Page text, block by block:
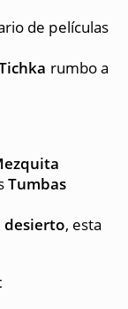
de películas
rumbo a
Tumbas
desierto, esta